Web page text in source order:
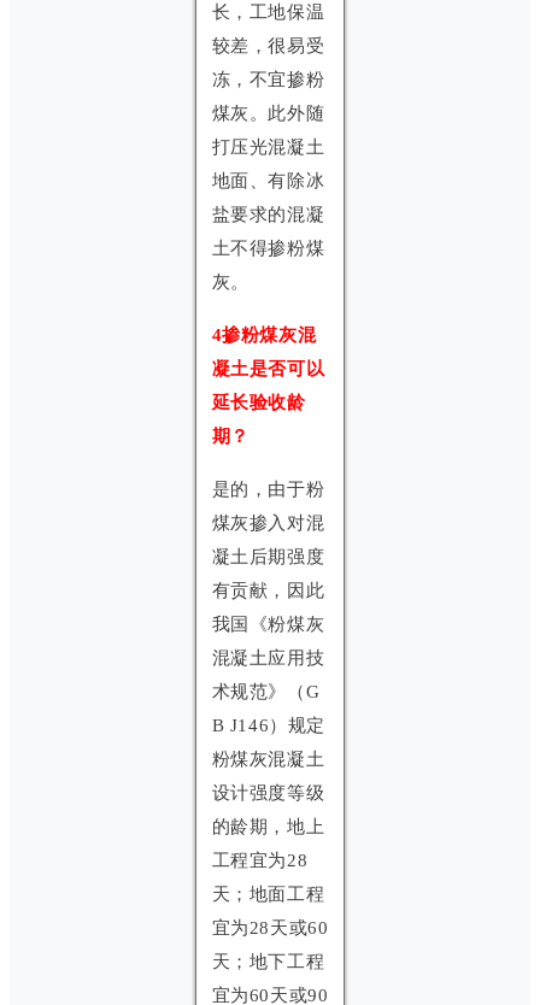
长，工地保温
较差，很易受
冻，不宜掺粉
煤灰。此外随
打压光混凝土
地面、有除冰
盐要求的混凝
土不得掺粉煤
灰。
4掺粉煤灰混
凝土是否可以
延长验收龄
期？
是的，由于粉
煤灰掺入对混
凝土后期强度
有贡献，因此
我国《粉煤灰
混凝土应用技
术规范》（G
B J146）规定
粉煤灰混凝土
设计强度等级
的龄期，地上
工程宜为28
天；地面工程
宜为28天或60
天；地下工程
宜为60天或90